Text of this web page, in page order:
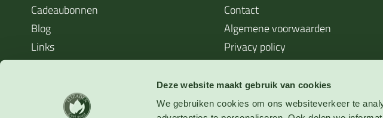
Deze website maakt gebruik van cookies
We gebruiken cookies om ons websiteverkeer te
Cadeaubonnen
Blog
Links
Cookieverklaring
Waarom zaden soms niet kiemen
Contact
Algemene voorwaarden
Privacy policy